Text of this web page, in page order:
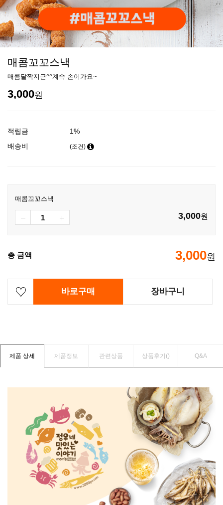
매콤꼬꼬스낵
매콤달짝지근^^계속 손이가요~
3,000원
적립금
1%
배송비
(조건)
매콤꼬꼬스낵
3,000원
총 금액 3,000원
바로구매 장바구니
제품 상세 제품정보 관련상품 상품후기() Q&A